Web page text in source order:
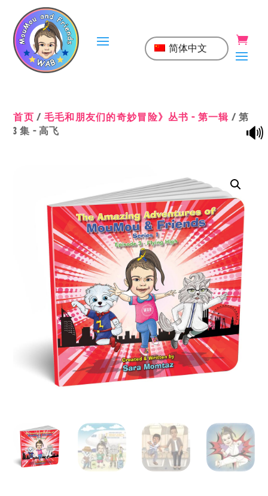
简体中文
首页 / 毛毛和朋友们的奇妙冒险》丛书 - 第一辑 / 第
3 集 - 高飞
🔊